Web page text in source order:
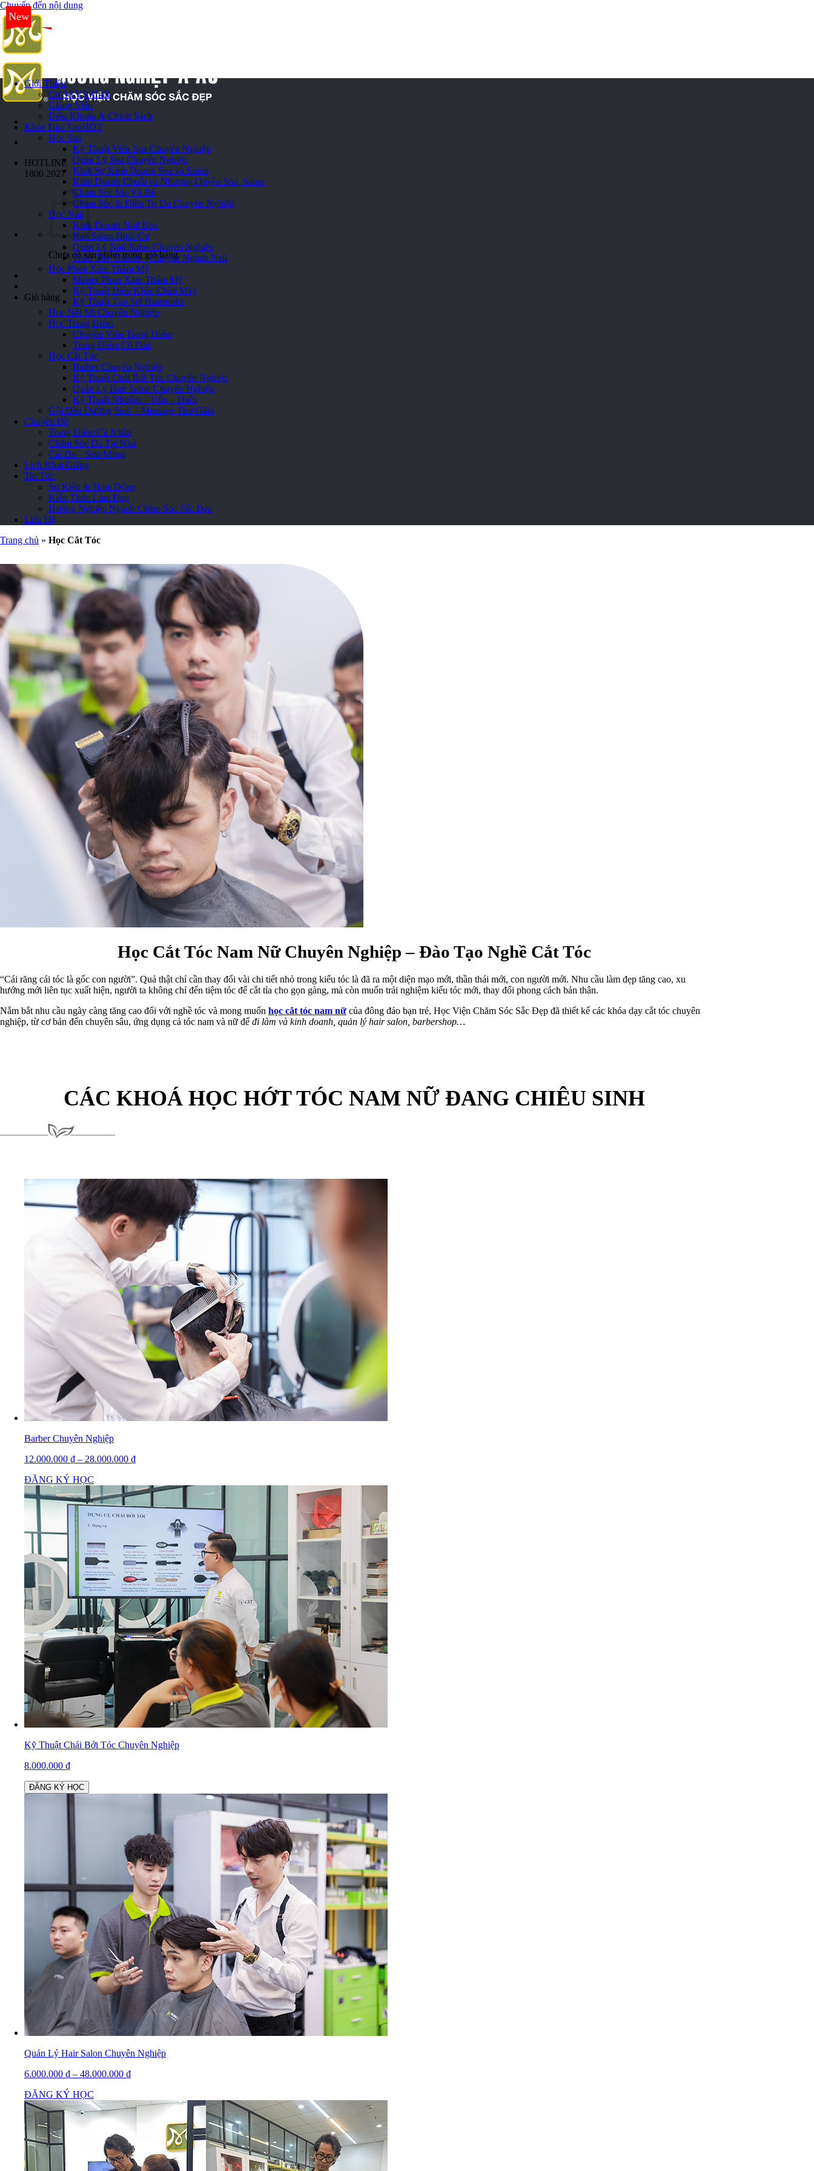
Chuyển đến nội dung
HOTLINE
1800 2027
Chưa có sản phẩm trong giỏ hàng.
Giỏ hàng
Giới Thiệu
Cơ Sở Vật Chất
Giảng Viên
Điều Khoản & Chính Sách
Khóa Đào TạoHOT
Học Spa
Kỹ Thuật Viên Spa Chuyên Nghiệp
Quản Lý Spa Chuyên Nghiệp
Khởi Sự Kinh Doanh Spa và Salon
Kinh Doanh Chuỗi và Nhượng Quyền Spa, Salon
Chăm Sóc Mẹ Và Bé
Chăm Sóc & Điều Trị Da Chuyên Nghiệp
Học Nail
Kinh Doanh Nail Box
Nail Salon Định Cư
Quản Lý Nail Salon Chuyên Nghiệp
Train The Trainer – Chuyên Ngành Nail
Học Phun Xăm Thẩm Mỹ
Master Phun Xăm Thẩm Mỹ
Kỹ Thuật Điêu Khắc Chân Mày
Kỹ Thuật Tạo Sợi Hairstroke
Học Nối Mi Chuyên Nghiệp
Học Trang Điểm
Chuyên Viên Trang Điểm
Trang Điểm Cô Dâu
Học Cắt Tóc
Barber Chuyên Nghiệp
Kỹ Thuật Chải Bới Tóc Chuyên Nghiệp
Quản Lý Hair Salon Chuyên Nghiệp
Kỹ Thuật Nhuộm – Uốn – Duỗi
Gội Đầu Dưỡng Sinh – Massage Thư Giãn
Chuyên Đề
Trang Điểm Cá Nhân
Chăm Sóc Da Tại Nhà
Cắt Da – Sơn Móng
Lịch Khai Giảng
Tin Tức
Sự Kiện & Hoạt Động
Kiến Thức Làm Đẹp
Hướng Nghiệp Ngành Chăm Sóc Sắc Đẹp
Liên Hệ
Trang chủ » Học Cắt Tóc
Học Cắt Tóc Nam Nữ Chuyên Nghiệp – Đào Tạo Nghề Cắt Tóc
“Cái răng cái tóc là gốc con người”. Quả thật chỉ cần thay đổi vài chi tiết nhỏ trong kiểu tóc là đã ra một diện mạo mới, thần thái mới, con người mới. Nhu cầu làm đẹp tăng cao, xu
hướng mới liên tục xuất hiện, người ta không chỉ đến tiệm tóc để cắt tỉa cho gọn gàng, mà còn muốn trải nghiệm kiểu tóc mới, thay đổi phong cách bản thân.
Nắm bắt nhu cầu ngày càng tăng cao đối với nghề tóc và mong muốn học cắt tóc nam nữ của đông đảo bạn trẻ, Học Viện Chăm Sóc Sắc Đẹp đã thiết kế các khóa dạy cắt tóc chuyên
nghiệp, từ cơ bản đến chuyên sâu, ứng dụng cả tóc nam và nữ để đi làm và kinh doanh, quản lý hair salon, barbershop…
CÁC KHOÁ HỌC HỚT TÓC NAM NỮ ĐANG CHIÊU SINH
Barber Chuyên Nghiệp
12.000.000 ₫ – 28.000.000 ₫
ĐĂNG KÝ HỌC
Kỹ Thuật Chải Bới Tóc Chuyên Nghiệp
8.000.000 ₫
ĐĂNG KÝ HỌC
New
Quản Lý Hair Salon Chuyên Nghiệp
6.000.000 ₫ – 48.000.000 ₫
ĐĂNG KÝ HỌC